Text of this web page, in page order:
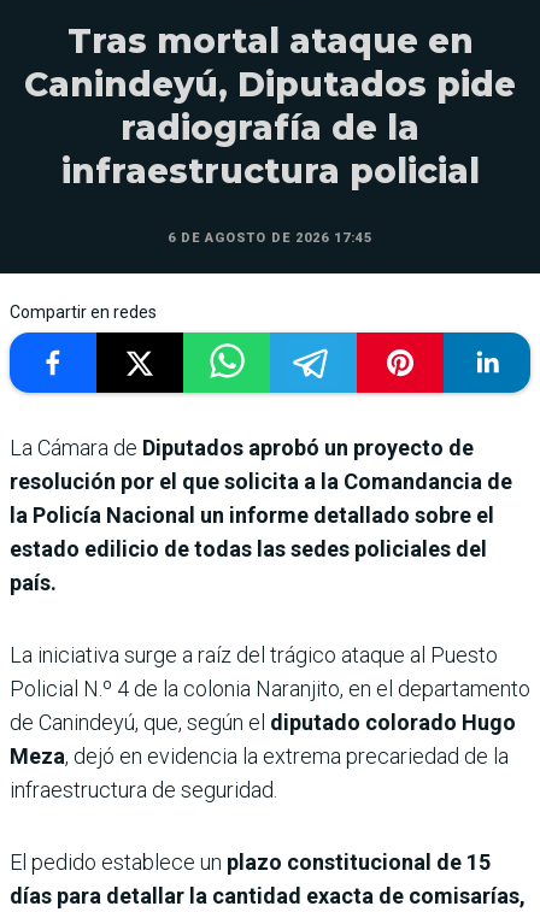
Tras mortal ataque en
Canindeyú, Diputados pide
radiografía de la
infraestructura policial
6 DE AGOSTO DE 2026 17:45
Compartir en redes
La Cámara de Diputados aprobó un proyecto de
resolución por el que solicita a la Comandancia de
la Policía Nacional un informe detallado sobre el
estado edilicio de todas las sedes policiales del
país.
La iniciativa surge a raíz del trágico ataque al Puesto
Policial N.º 4 de la colonia Naranjito, en el departamento
de Canindeyú, que, según el diputado colorado Hugo
Meza, dejó en evidencia la extrema precariedad de la
infraestructura de seguridad.
El pedido establece un plazo constitucional de 15
días para detallar la cantidad exacta de comisarías,